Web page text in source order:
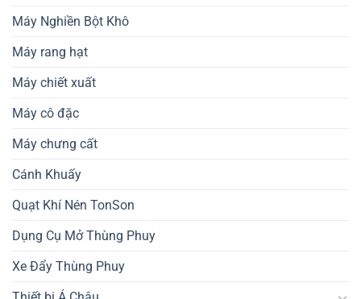
Máy Nghiền Bột Khô
Máy rang hạt
Máy chiết xuất
Máy cô đặc
Máy chưng cất
Cánh Khuấy
Quạt Khí Nén TonSon
Dụng Cụ Mở Thùng Phuy
Xe Đẩy Thùng Phuy